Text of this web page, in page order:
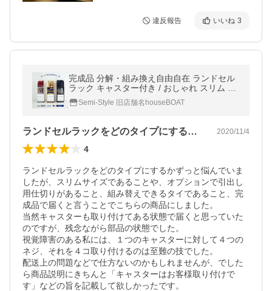
違反報告 いいね 3
完成品 分解・組み換え自由自在 ランドセル
ラック キャスター付き / おしゃれ スリム リ
ビング 収納 組立不要
Semi-Style 旧店舗名houseBOAT
ランドセルラックをどのタイプにするかず… 2020/11/4
4
ランドセルラックをどのタイプにするかずっと悩んでいま
したが、スリムサイズであることや、オプションで引出し
用仕切りがあること、組み替えできるタイであること、完
成品で届くと言うことでこちらの商品にしました。
当然キャスターも取り付けてある状態で届くと思っていた
のですが、残念ながら部品の状態でした。
視覚障害のある私には、１つのキャスターに対して４つの
ネジ、それを４コ取り付けるのは至難の技でした。
配送上の問題などで仕方ないのかもしれませんが、でした
ら商品説明にきちんと「キャスターはお客様取り付けで
す」などの旨を記載して欲しかったです。